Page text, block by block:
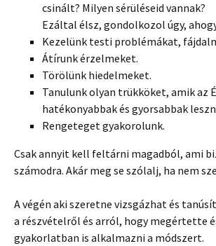
csinált? Milyen sérüléseid vannak?
Ezáltal élsz, gondolkozol úgy,
Kezelünk testi problémákat,
Átírunk érzelmeket.
Törölünk hiedelmeket.
Tanulunk olyan trükköket, amik az
hatékonyabbak és gyorsabbak
Rengeteget gyakorolunk.
Csak annyit kell feltárni magadból, ami
számodra. Akár meg se szólalj, ha nem
A végén aki szeretne vizsgázhat és
a részvételről és arról, hogy megértette
gyakorlatban is alkalmazni a módszert.